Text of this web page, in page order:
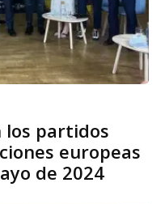
los partidos
europeas
de 2024